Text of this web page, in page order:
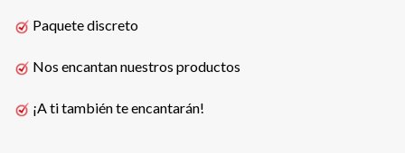
Paquete discreto
Nos encantan nuestros productos
¡A ti también te encantarán!